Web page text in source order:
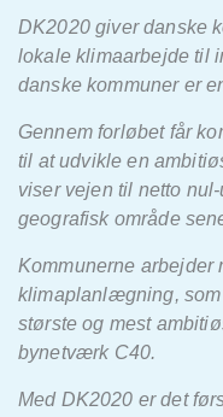
DK2020 giver danske
lokale klimaarbejde til
danske kommuner er
Gennem forløbet får
til at udvikle en
viser vejen til netto
geografisk område
Kommunerne arbejder
klimaplanlægning,
største og mest
bynetværk C40.
Med DK2020 er det